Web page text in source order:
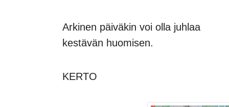
Arkinen päiväkin voi olla juhlaa
kestävän huomisen.
KERTO